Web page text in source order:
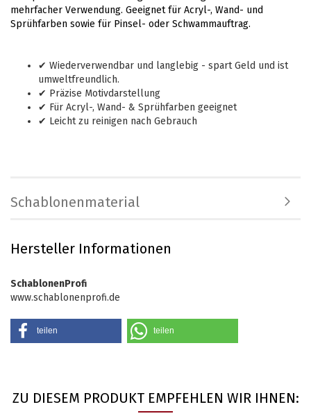
mehrfacher Verwendung. Geeignet für Acryl-, Wand- und
Sprühfarben sowie für Pinsel- oder Schwammauftrag.
✔ Wiederverwendbar und langlebig - spart Geld und ist
umweltfreundlich.
✔ Präzise Motivdarstellung
✔ Für Acryl-, Wand- & Sprühfarben geeignet
✔ Leicht zu reinigen nach Gebrauch
Schablonenmaterial
Hersteller Informationen
SchablonenProfi
www.schablonenprofi.de
teilen teilen
ZU DIESEM PRODUKT EMPFEHLEN WIR IHNEN: